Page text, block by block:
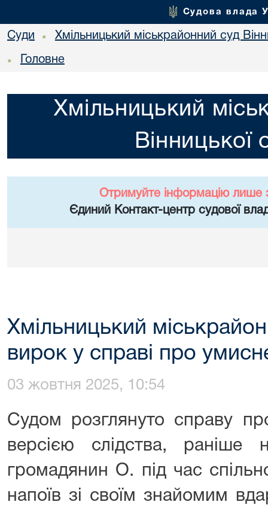
Судова влада
Суди • Хмільницький міськрайонний суд
• Головне
Хмільницький
Вінницької
Отримуйте інформацію лише
Єдиний Контакт-центр судової
Хмільницький
вирок у справі про
03 жовтня 2025, 10:54
Судом розглянуто справу
версією слідства, раніше
громадянин О. під час
напоїв зі своїм знайомим